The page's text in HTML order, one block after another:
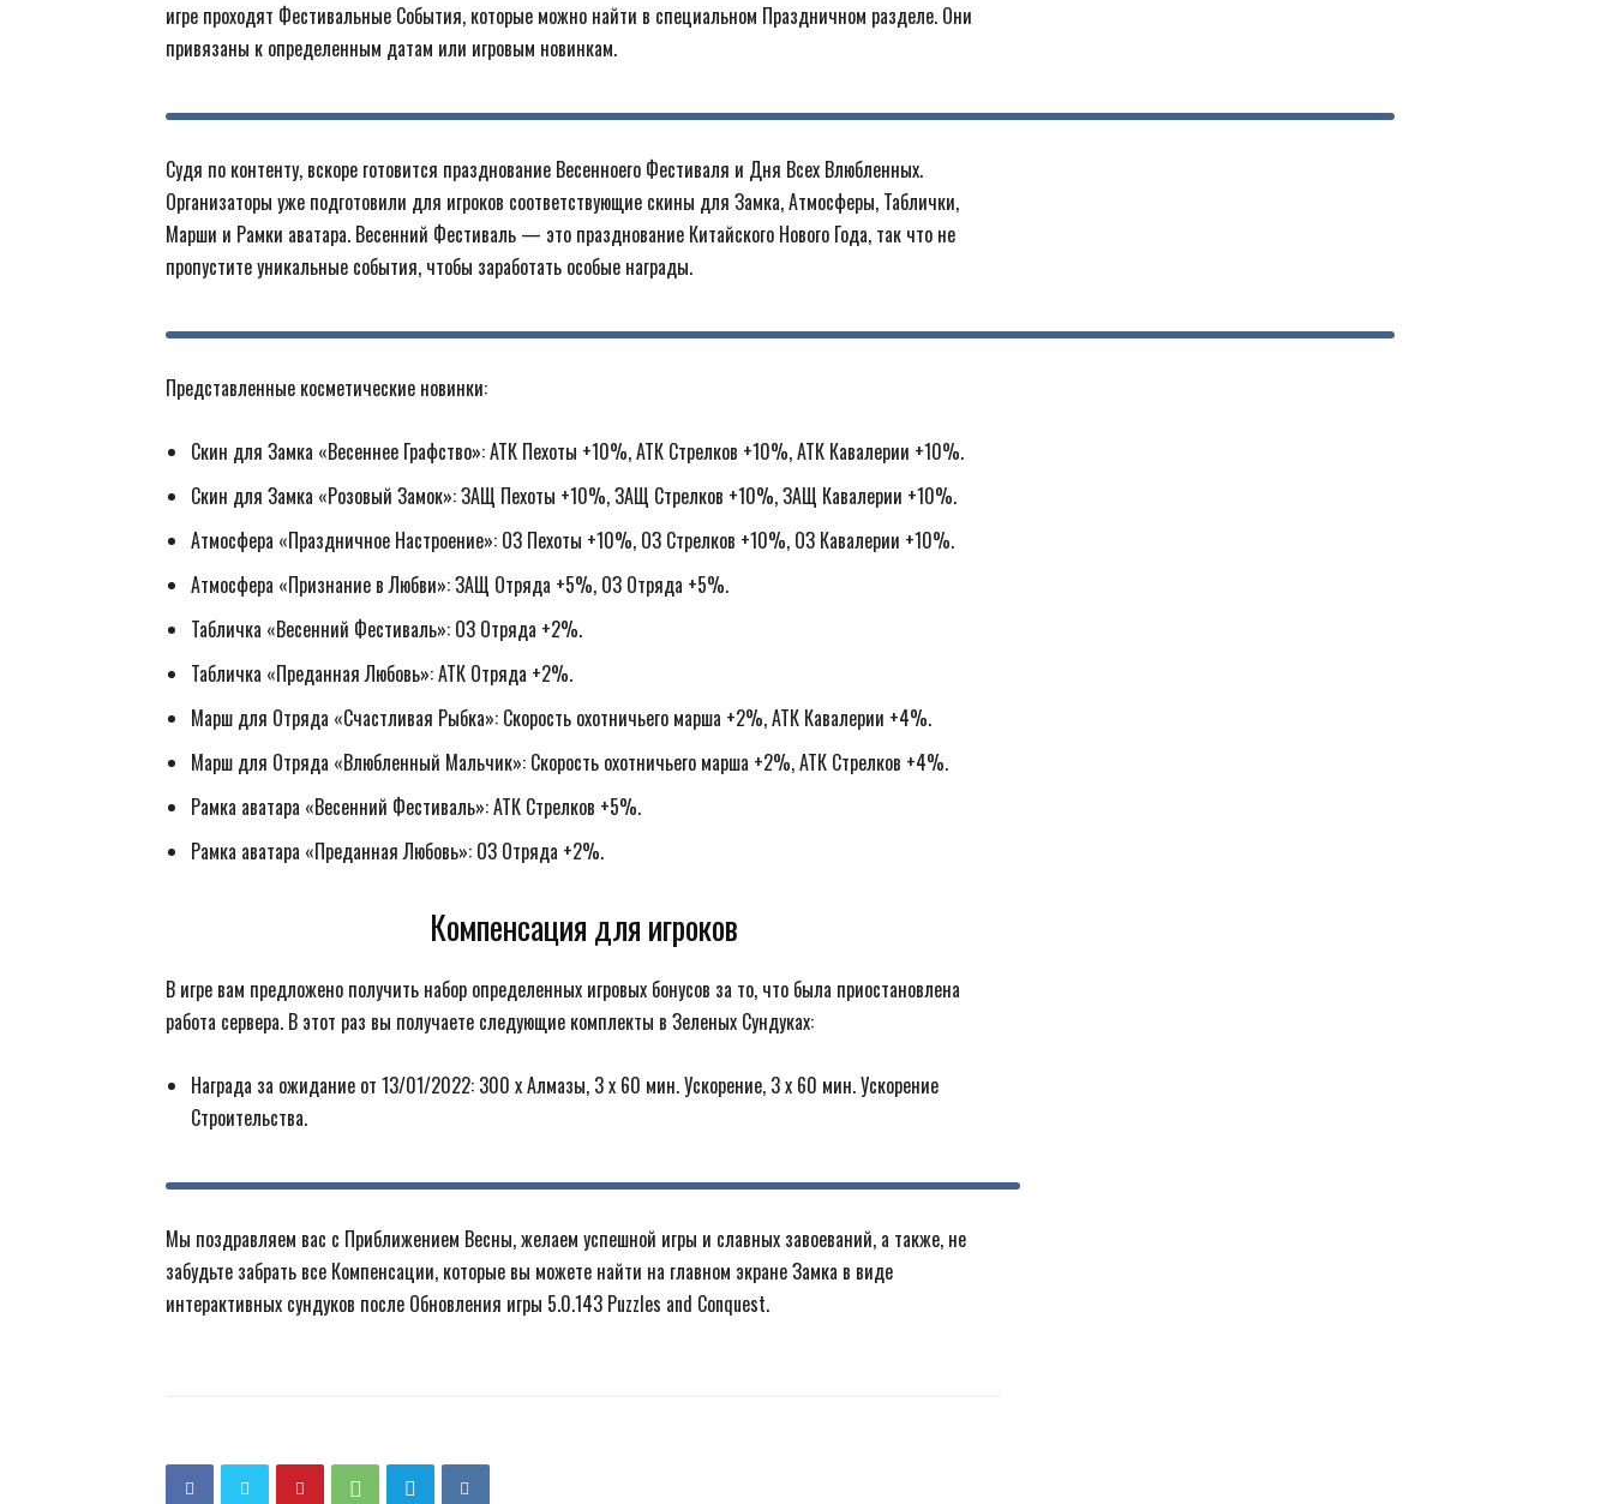
игре проходят Фестивальные События, которые можно найти в специальном Праздничном разделе. Они
привязаны к определенным датам или игровым новинкам.
Судя по контенту, вскоре готовится празднование Весенноего Фестиваля и Дня Всех Влюбленных.
Организаторы уже подготовили для игроков соответствующие скины для Замка, Атмосферы, Таблички,
Марши и Рамки аватара. Весенний Фестиваль — это празднование Китайского Нового Года, так что не
пропустите уникальные события, чтобы заработать особые награды.
Представленные косметические новинки:
Скин для Замка «Весеннее Графство»: АТК Пехоты +10%, АТК Стрелков +10%, АТК Кавалерии +10%.
Скин для Замка «Розовый Замок»: ЗАЩ Пехоты +10%, ЗАЩ Стрелков +10%, ЗАЩ Кавалерии +10%.
Атмосфера «Праздничное Настроение»: ОЗ Пехоты +10%, ОЗ Стрелков +10%, ОЗ Кавалерии +10%.
Атмосфера «Признание в Любви»: ЗАЩ Отряда +5%, ОЗ Отряда +5%.
Табличка «Весенний Фестиваль»: ОЗ Отряда +2%.
Табличка «Преданная Любовь»: АТК Отряда +2%.
Марш для Отряда «Счастливая Рыбка»: Скорость охотничьего марша +2%, АТК Кавалерии +4%.
Марш для Отряда «Влюбленный Мальчик»: Скорость охотничьего марша +2%, АТК Стрелков +4%.
Рамка аватара «Весенний Фестиваль»: АТК Стрелков +5%.
Рамка аватара «Преданная Любовь»: ОЗ Отряда +2%.
Компенсация для игроков
В игре вам предложено получить набор определенных игровых бонусов за то, что была приостановлена
работа сервера. В этот раз вы получаете следующие комплекты в Зеленых Сундуках:
Награда за ожидание от 13/01/2022: 300 х Алмазы, 3 х 60 мин. Ускорение, 3 х 60 мин. Ускорение
Строительства.
Мы поздравляем вас с Приближением Весны, желаем успешной игры и славных завоеваний, а также, не
забудьте забрать все Компенсации, которые вы можете найти на главном экране Замка в виде
интерактивных сундуков после Обновления игры 5.0.143 Puzzles and Conquest.